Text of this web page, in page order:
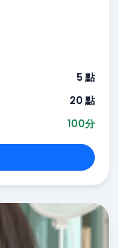
5 點
20 點
100分